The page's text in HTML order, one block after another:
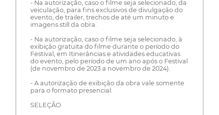
- Na autorização, caso o filme seja selecionado, da
veiculação, para fins exclusivos de divulgação do
evento, de trailer, trechos de até um minuto e
imagens still da obra.
- Na autorização, caso o filme seja selecionado, à
exibição gratuita do filme durante o período do
Festival, em Itinerâncias e atividades educativas
do evento, pelo período de um ano após o Festival
(de novembro de 2023 a novembro de 2024).
- A autorização de exibição da obra vale somente
para o formato presencial.
SELEÇÃO